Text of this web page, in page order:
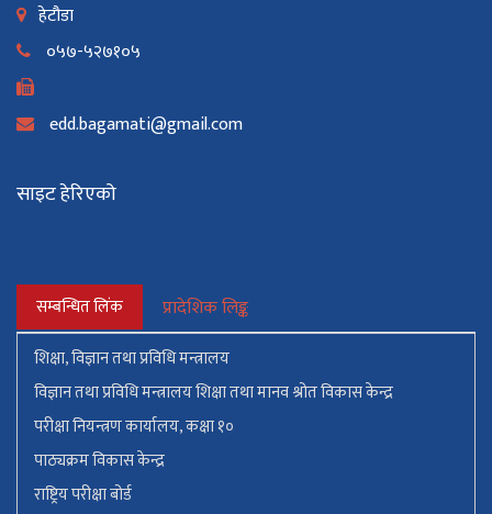
हेटौडा
०५७-५२७१०५
edd.bagamati@gmail.com
साइट हेरिएको
सम्बन्धित लिंक प्रादेशिक लिङ्क
शिक्षा, विज्ञान तथा प्रविधि मन्त्रालय
विज्ञान तथा प्रविधि मन्त्रालय शिक्षा तथा मानव श्रोत विकास केन्द्र
परीक्षा नियन्त्रण कार्यालय, कक्षा १०
पाठ्यक्रम विकास केन्द्र
राष्ट्रिय परीक्षा बोर्ड